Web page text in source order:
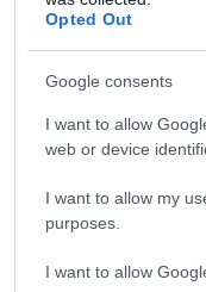
Opted Out
Google consents
I want to allow
web or device
I want to allow my
purposes.
I want to allow